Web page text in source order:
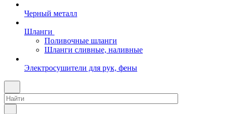
Черный металл
Шланги
Поливочные шланги
Шланги сливные, наливные
Электросушители для рук, фены